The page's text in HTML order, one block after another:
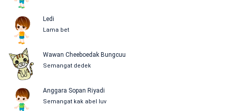
Ledi
Lama bet
Wawan Cheeboedak Bungcuu
Semangat dedek
Anggara Sopan Riyadi
Semangat kak abel luv